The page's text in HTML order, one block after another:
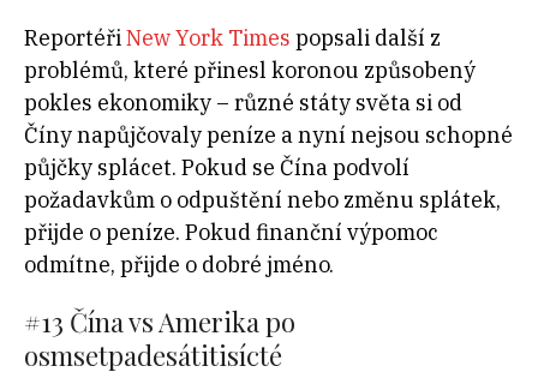
ReportéřiNew York Times popsali další z
problémů, které přinesl koronou způsobený
pokles ekonomiky – různé státy světa si od
Číny napůjčovaly peníze a nyní nejsou schopné
půjčky splácet. Pokud se Čína podvolí
požadavkům o odpuštění nebo změnu splátek,
přijde o peníze. Pokud finanční výpomoc
odmítne, přijde o dobré jméno.
#13 Čína vs Amerika po
osmsetpadesátitisícté